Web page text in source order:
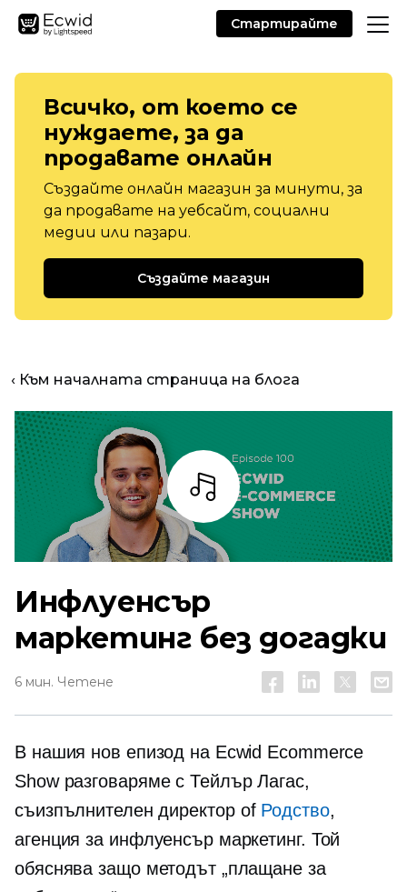
Стартирайте
Всичко, от което се
нуждаете, за да
продавате онлайн
Създайте онлайн магазин за минути, за
да продавате на уебсайт, социални
медии или пазари.
Създайте магазин
‹ Към началната страница на блога
Слушай
Инфлуенсър
маркетинг без догадки
6 мин. Четене
В нашия нов епизод на Ecwid Ecommerce
Show разговаряме с Тейлър Лагас,
съизпълнителен директорof Родство,
агенция за инфлуенсър маркетинг. Той
обяснява защо методът „плащане за